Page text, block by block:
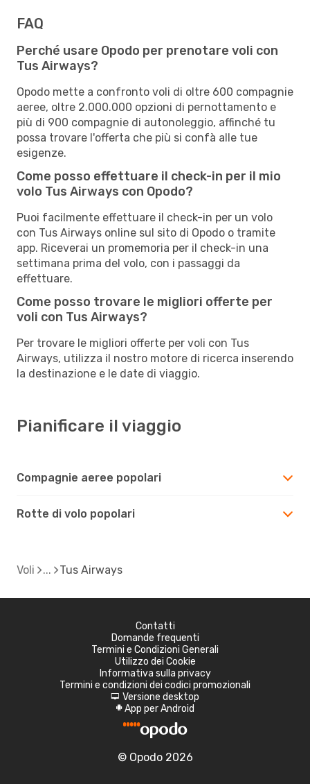
FAQ
Perché usare Opodo per prenotare voli con
Tus Airways?
Opodo mette a confronto voli di oltre 600 compagnie
aeree, oltre 2.000.000 opzioni di pernottamento e
più di 900 compagnie di autonoleggio, affinché tu
possa trovare l'offerta che più si confà alle tue
esigenze.
Come posso effettuare il check-in per il mio
volo Tus Airways con Opodo?
Puoi facilmente effettuare il check-in per un volo
con Tus Airways online sul sito di Opodo o tramite
app. Riceverai un promemoria per il check-in una
settimana prima del volo, con i passaggi da
effettuare.
Come posso trovare le migliori offerte per
voli con Tus Airways?
Per trovare le migliori offerte per voli con Tus
Airways, utilizza il nostro motore di ricerca inserendo
la destinazione e le date di viaggio.
Pianificare il viaggio
Compagnie aeree popolari
Rotte di volo popolari
Voli Tus Airways
Contatti
Domande frequenti
Termini e Condizioni Generali
Utilizzo dei Cookie
Informativa sulla privacy
Termini e condizioni dei codici promozionali
d Versione desktop
A App per Android
© Opodo 2026